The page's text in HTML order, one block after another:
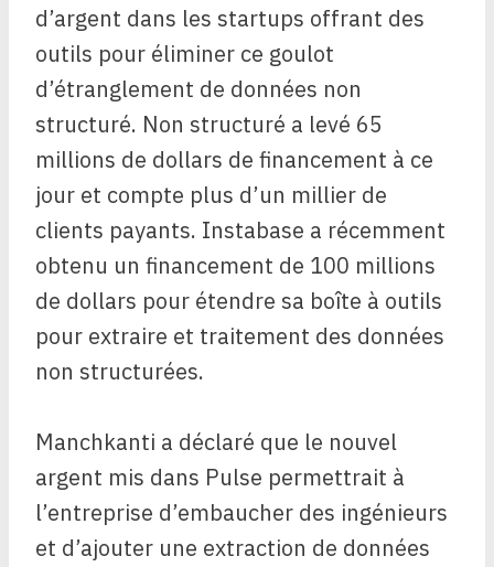
d’argent dans les startups offrant des
outils pour éliminer ce goulot
d’étranglement de données non
structuré. Non structuré a levé 65
millions de dollars de financement à ce
jour et compte plus d’un millier de
clients payants. Instabase a récemment
obtenu un financement de 100 millions
de dollars pour étendre sa boîte à outils
pour extraire et traitement des données
non structurées.
Manchkanti a déclaré que le nouvel
argent mis dans Pulse permettrait à
l’entreprise d’embaucher des ingénieurs
et d’ajouter une extraction de données